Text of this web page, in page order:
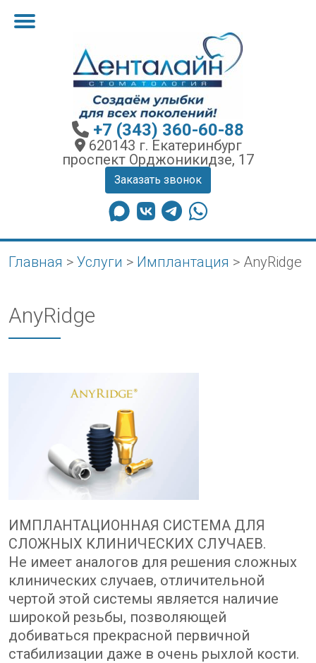
+7 (343) 360-60-88
620143 г. Екатеринбург
проспект Орджоникидзе, 17
Заказать звонок
Главная > Услуги > Имплантация > AnyRidge
AnyRidge
ИМПЛАНТАЦИОННАЯ СИСТЕМА ДЛЯ
СЛОЖНЫХ КЛИНИЧЕСКИХ СЛУЧАЕВ.
Не имеет аналогов для решения сложных
клинических случаев, отличительной
чертой этой системы является наличие
широкой резьбы, позволяющей
добиваться прекрасной первичной
стабилизации даже в очень рыхлой кости.